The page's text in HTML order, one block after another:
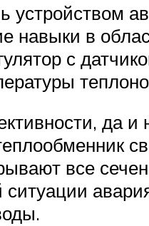
устройством
в
с
да и
все